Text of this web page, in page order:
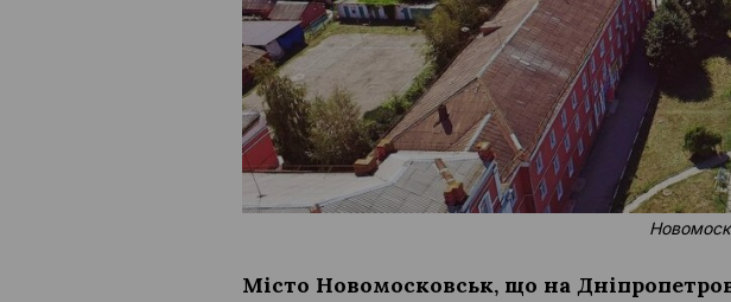
Місто Новомосковськ, що на